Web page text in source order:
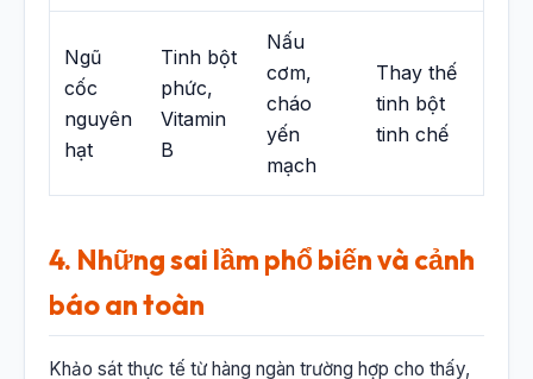
Ngũ
cốc
nguyên
hạt
Tinh bột
phức,
Vitamin
B
Nấu
cơm,
cháo
yến
mạch
Thay thế
tinh bột
tinh chế
4. Những sai lầm phổ biến và cảnh
báo an toàn
Khảo sát thực tế từ hàng ngàn trường hợp cho thấy,